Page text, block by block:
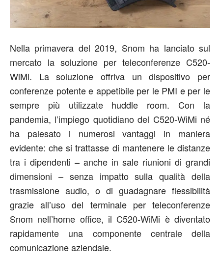
Nella primavera del 2019, Snom ha lanciato sul
mercato la soluzione per teleconferenze C520-
WiMi. La soluzione offriva un dispositivo per
conferenze potente e appetibile per le PMI e per le
sempre più utilizzate huddle room. Con la
pandemia, l’impiego quotidiano del C520-WiMi né
ha palesato i numerosi vantaggi in maniera
evidente: che si trattasse di mantenere le distanze
tra i dipendenti – anche in sale riunioni di grandi
dimensioni – senza impatto sulla qualità della
trasmissione audio, o di guadagnare flessibilità
grazie all’uso del terminale per teleconferenze
Snom nell’home office, il C520-WiMi è diventato
rapidamente una componente centrale della
comunicazione aziendale.